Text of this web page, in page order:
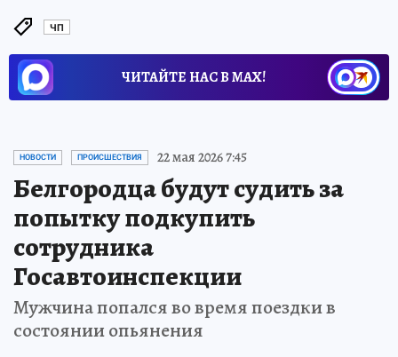
ЧП
ЧИТАЙТЕ НАС В МАХ!
НОВОСТИ ПРОИСШЕСТВИЯ 22 мая 2026 7:45
Белгородца будут судить за
попытку подкупить
сотрудника
Госавтоинспекции
Мужчина попался во время поездки в
состоянии опьянения